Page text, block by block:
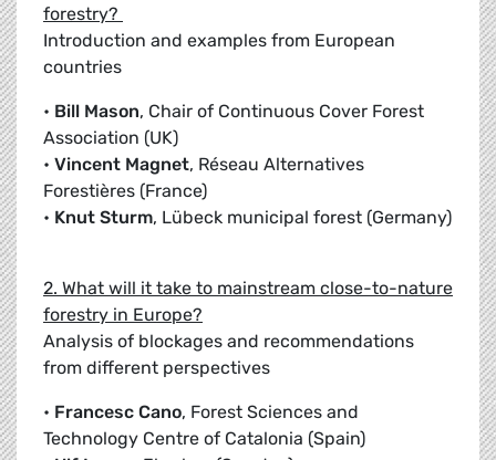
forestry?
Introduction and examples from European
countries
• Bill Mason, Chair of Continuous Cover Forest
Association (UK)
• Vincent Magnet, Réseau Alternatives
Forestières (France)
• Knut Sturm, Lübeck municipal forest (Germany)
2. What will it take to mainstream close-to-nature
forestry in Europe?
Analysis of blockages and recommendations
from different perspectives
• Francesc Cano, Forest Sciences and
Technology Centre of Catalonia (Spain)